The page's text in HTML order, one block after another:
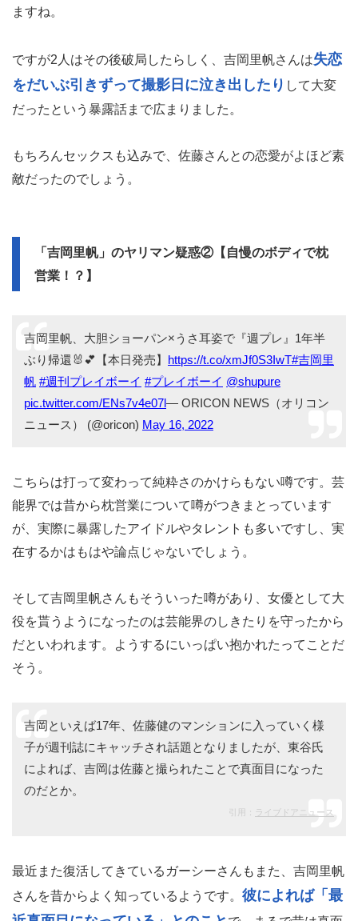
ますね。
ですが2人はその後破局したらしく、吉岡里帆さんは失恋
をだいぶ引きずって撮影日に泣き出したり して大変
だったという暴露話まで広まりました。
もちろんセックスも込みで、佐藤さんとの恋愛がよほど素
敵だったのでしょう。
「吉岡里帆」のヤリマン疑惑②【自慢のボディで枕
営業！？】
吉岡里帆、大胆ショーパン×うさ耳姿で『週プレ』1年半
ぶり帰還🐰💕【本日発売】 https://t.co/xmJf0S3IwT#吉岡里
帆 #週刊プレイボーイ #プレイボーイ @shupure
pic.twitter.com/ENs7v4e07l— ORICON NEWS（オリコン
ニュース） (@oricon) May 16, 2022
こちらは打って変わって純粋さのかけらもない噂です。芸
能界では昔から枕営業について噂がつきまとっています
が、実際に暴露したアイドルやタレントも多いですし、実
在するかはもはや論点じゃないでしょう。
そして吉岡里帆さんもそういった噂があり、女優として大
役を貰うようになったのは芸能界のしきたりを守ったから
だといわれます。ようするにいっぱい抱かれたってことだ
そう。
吉岡といえば17年、佐藤健のマンションに入っていく様
子が週刊誌にキャッチされ話題となりましたが、東谷氏
によれば、吉岡は佐藤と撮られたことで真面目になった
のだとか。
引用： ライブドアニュース
最近また復活してきているガーシーさんもまた、吉岡里帆
さんを昔からよく知っているようです。 彼によれば「最